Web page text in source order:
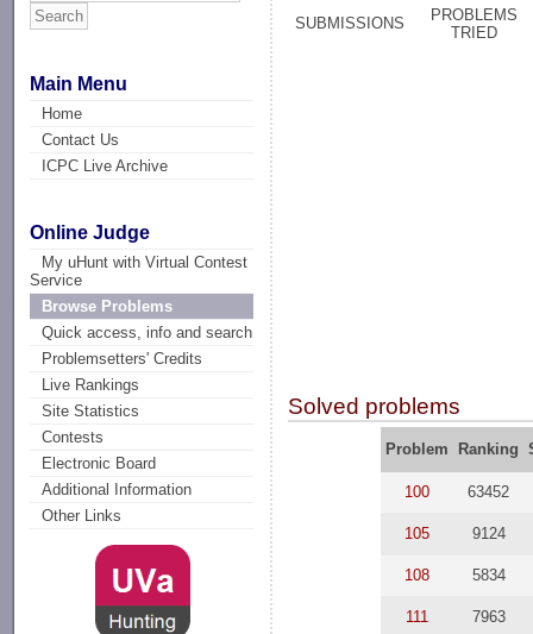
Main Menu
Home
Contact Us
ICPC Live Archive
Online Judge
My uHunt with Virtual Contest
Service
Browse Problems
Quick access, info and search
Problemsetters' Credits
Live Rankings
Site Statistics
Contests
Electronic Board
Additional Information
Other Links
SUBMISSIONS
PROBLEMS
TRIED
Solved problems
Problem Ranking
100 63452
105 9124
108 5834
111 7963